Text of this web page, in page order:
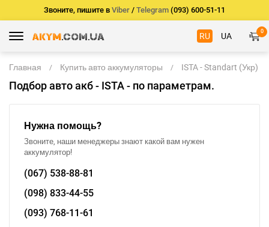
Звоните, пишите в Viber / Telegram (093) 600-51-11
RU UA 0
Главная Купить авто аккумуляторы ISTA - Standart (Укр)
Подбор авто акб - ISTA - по параметрам.
Нужна помощь?
Звоните, наши менеджеры знают какой вам нужен
аккумулятор!
(067) 538-88-81
(098) 833-44-55
(093) 768-11-61